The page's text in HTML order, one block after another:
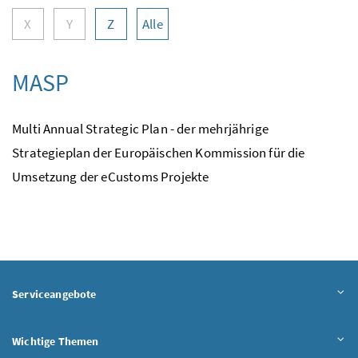
X Y Z Alle
MASP
Multi Annual Strategic Plan - der mehrjährige
Strategieplan der Europäischen Kommission für die
Umsetzung der eCustoms Projekte
Serviceangebote
Wichtige Themen